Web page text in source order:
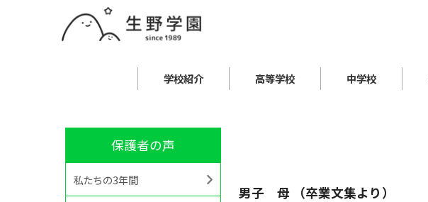
学校紹介 高等学校 中学校
保護者の声
私たちの3年間
男子 母 （卒業文集より）